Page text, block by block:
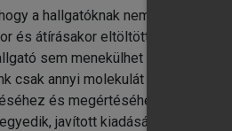
a hallgatóknak nemcsak egy
és átírásakor eltöltött minket. Ez
sem menekülhet meg a
csak annyi molekulát és
és megértéséhez. Kívánjuk,
javított kiadását tartják a